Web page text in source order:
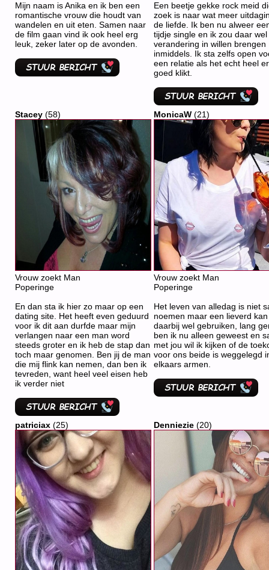
Mijn naam is Anika en ik ben een
romantische vrouw die houdt van
wandelen en uit eten. Samen naar
de film gaan vind ik ook heel erg
leuk, zeker later op de avonden.
Een beetje gekke rock meid
zoek is naar wat meer
de liefde. Ik ben nu alweer
tijdje single en ik zou daar wel
verandering in willen brengen
inmiddels. Ik sta zelfs open
een relatie als het echt heel
goed klikt.
Stacey (58)
Vrouw zoekt Man
Poperinge
En dan sta ik hier zo maar op een
dating site. Het heeft even geduurd
voor ik dit aan durfde maar mijn
verlangen naar een man word
steeds groter en ik heb de stap dan
toch maar genomen. Ben jij de man
die mij flink kan nemen, dan ben ik
tevreden, want heel veel eisen heb
ik verder niet
MonicaW (21)
Vrouw zoekt Man
Poperinge
Het leven van alledag is niet
noemen maar een lieverd
daarbij wel gebruiken, lang
ben ik nu alleen geweest en
met jou wil ik kijken of de
voor ons beide is weggelegd
elkaars armen.
patriciax (25) Denniezie (20)